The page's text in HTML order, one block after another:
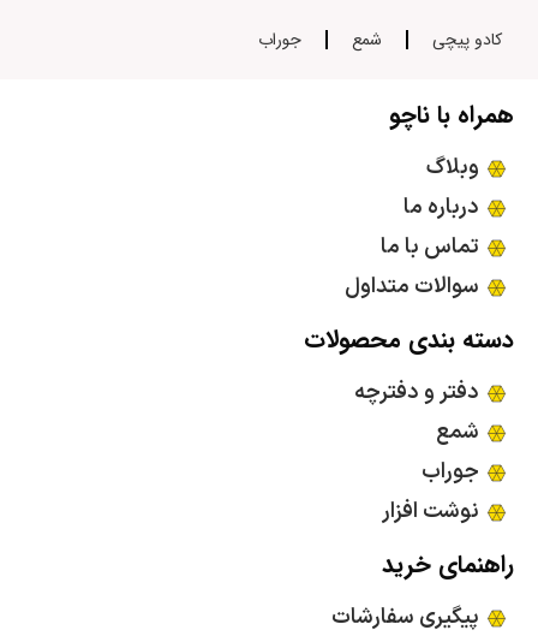
کادو پیچی شمع جوراب
همراه با ناچو
وبلاگ
درباره ما
تماس با ما
سوالات متداول
دسته بندی محصولات
دفتر و دفترچه
شمع
جوراب
نوشت افزار
راهنمای خرید
پیگیری سفارشات